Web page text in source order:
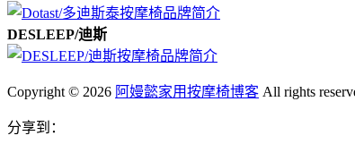
DESLEEP/迪斯
Copyright © 2026 阿嫚懿家用按摩椅博客 All rights
分享到：